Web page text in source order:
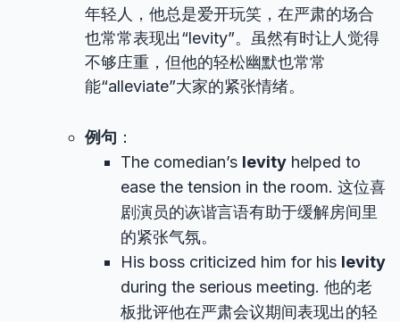
年轻人，他总是爱开玩笑，在严肃的场合
也常常表现出“levity”。虽然有时让人觉得
不够庄重，但他的轻松幽默也常常
能“alleviate”大家的紧张情绪。
例句 ：
The comedian’s levity helped to
ease the tension in the room. 这位喜
剧演员的诙谐言语有助于缓解房间里
的紧张气氛。
His boss criticized him for his levity
during the serious meeting. 他的老
板批评他在严肃会议期间表现出的轻